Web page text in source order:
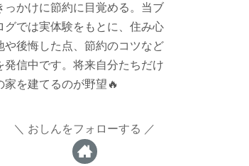
っかけに節約に目覚める。当ブ
グでは実体験をもとに、住み心
や後悔した点、節約のコツなど
発信中です。将来自分たちだけ
家を建てるのが野望🔥
おしんをフォローする